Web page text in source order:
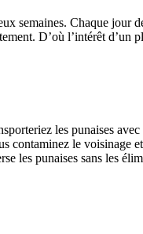
semaines. Chaque jour
D’où l’intérêt d’un
les punaises avec
contaminez le voisinage
les punaises sans les